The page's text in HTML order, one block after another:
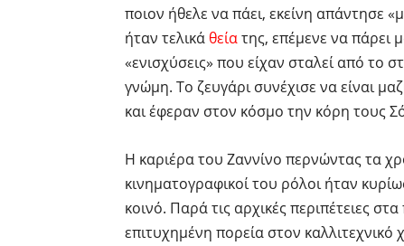
ποιον ήθελε να πάει, εκείνη απάντησε
ήταν τελικά θείατης, επέμενε να πάρει
«ενισχύσεις» που είχαν σταλεί από το
γνώμη. Το ζευγάρι συνέχισε να είναι
και έφεραν στον κόσμο την κόρη τους
Η καριέρα του Ζαννίνο περνώντας τα
κινηματογραφικοί του ρόλοι ήταν
κοινό. Παρά τις αρχικές περιπέτειες
επιτυχημένη πορεία στον